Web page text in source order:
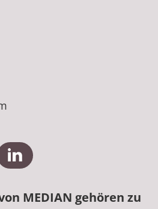
Instagram
zu YouTube
Verlinkung zu Facebook
Externe Verlinkung zu
MEDIAN gehören zu